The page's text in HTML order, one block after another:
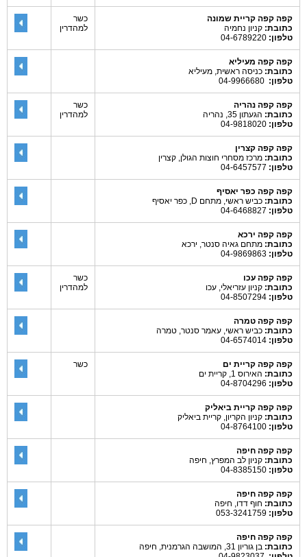
קפה קפה קריית שמונה
כתובת: קניון נחמיה
טלפון:
כשר
למהדרין
קפה קפה מעיליא
כתובת: כניסה ראשית, מעיליא
טלפון:
קפה קפה נהריה
כתובת: הגעתון 35, נהריה
טלפון:
כשר
למהדרין
קפה קפה קצרין
כתובת: מרכז מסחרי חוצות הגולן, קצרין
טלפון:
קפה קפה כפר יאסיף
כתובת: כביש ראשי, מתחם D, כפר יאסיף
טלפון:
קפה קפה ירכא
כתובת: מתחם גאיה סנטר, ירכא
טלפון:
קפה קפה עכו
כתובת: קניון עזריאלי, עכו
טלפון:
כשר
למהדרין
קפה קפה טמרה
כתובת: כביש ראשי, עאמר סנטר, טמרה
טלפון:
קפה קפה קריית ים
כתובת: האירוס 1, קריית ים
טלפון:
כשר
קפה קפה קריית ביאליק
כתובת: קניון הקריון, קריית ביאליק
טלפון:
קפה קפה חיפה
כתובת: קניון לב המפרץ, חיפה
טלפון:
קפה קפה חיפה
כתובת: חוף דדו, חיפה
טלפון:
קפה קפה חיפה
כתובת: בן גוריון 31, המושבה הגרמנית, חיפה